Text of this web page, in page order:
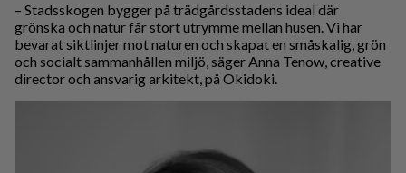
– Stadsskogen bygger på trädgårdsstadens ideal där
grönska och natur får stort utrymme mellan husen. Vi har
bevarat siktlinjer mot naturen och skapat en småskalig, grön
och socialt sammanhållen miljö, säger Anna Tenow, creative
director och ansvarig arkitekt, på Okidoki.